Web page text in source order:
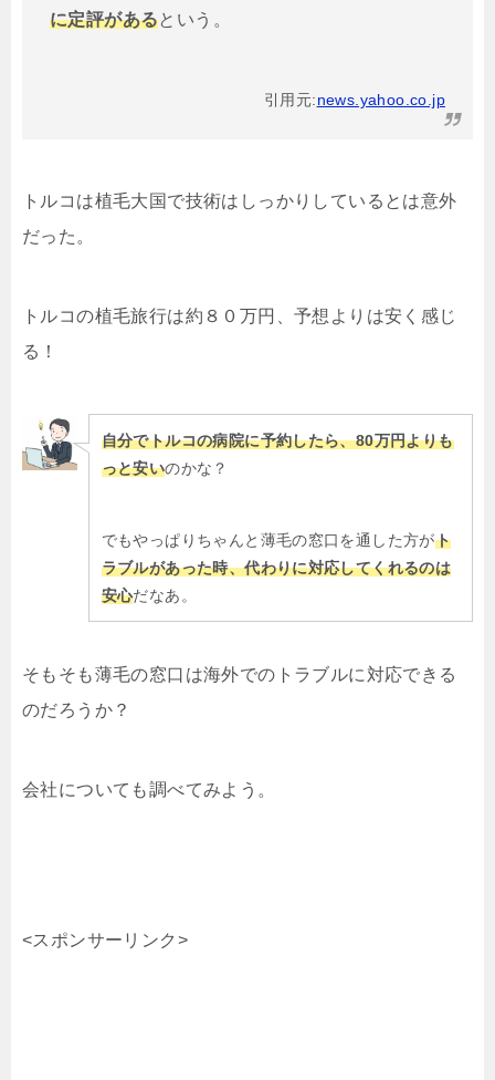
に定評があるという。
引用元:news.yahoo.co.jp
トルコは植毛大国で技術はしっかりしているとは意外
だった。
トルコの植毛旅行は約８０万円、予想よりは安く感じ
る！
自分でトルコの病院に予約したら、80万円よりも
っと安いのかな？
でもやっぱりちゃんと薄毛の窓口を通した方がト
ラブルがあった時、代わりに対応してくれるのは
安心だなあ。
そもそも薄毛の窓口は海外でのトラブルに対応できる
のだろうか？
会社についても調べてみよう。
<スポンサーリンク>